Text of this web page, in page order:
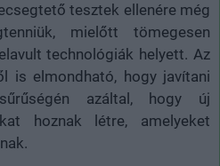
tesztek ellenére még
mielőtt tömegesen
technológiák helyett. Az
is elmondható, hogy javítani
azáltal, hogy új
hoznak létre, amelyeket